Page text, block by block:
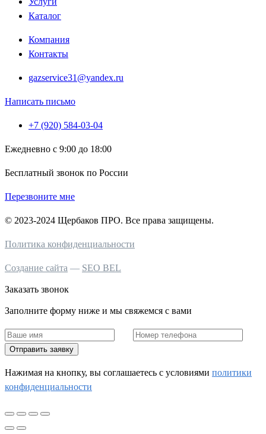
Каталог
Компания
Контакты
gazservice31@yandex.ru
Написать письмо
+7 (920) 584-03-04
Ежедневно с 9:00 до 18:00
Бесплатный звонок по России
Перезвоните мне
© 2023-2024 Щербаков ПРО. Все права защищены.
Политика конфиденциальности
Создание сайта — SEO BEL
Заказать звонок
Заполните форму ниже и мы свяжемся с вами
Отправить заявку
Нажимая на кнопку, вы соглашаетесь c условиями политики
конфиденциальности